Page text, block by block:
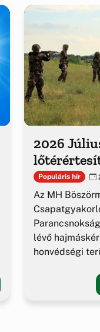
2026
Populáris hír
Az MH
lévő
honvédségi